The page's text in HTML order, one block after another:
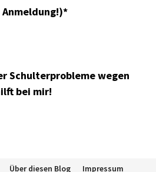
Anmeldung!)*
Schulterprobleme wegen
bei mir!
Über diesen Blog Impressum